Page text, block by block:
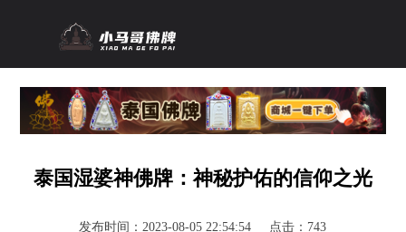
泰国湿婆神佛牌：神秘护佑的信仰之光
发布时间：2023-08-05 22:54:54
点击：743